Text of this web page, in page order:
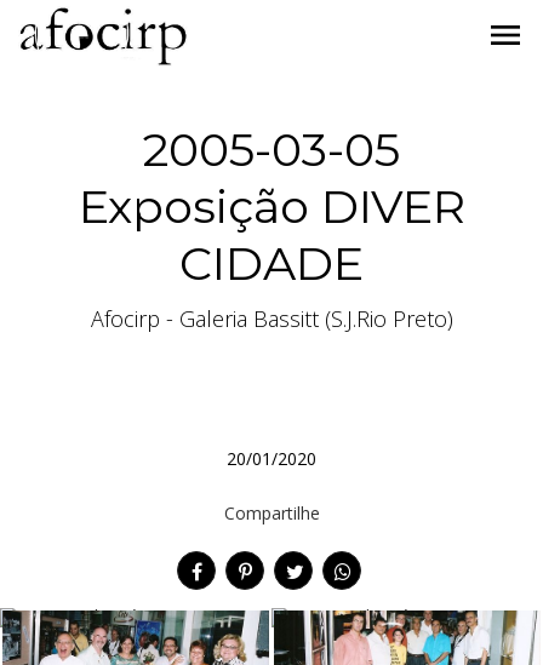
menu
2005-03-05
Exposição DIVER
CIDADE
Afocirp - Galeria Bassitt (S.J.Rio Preto)
20/01/2020
Compartilhe